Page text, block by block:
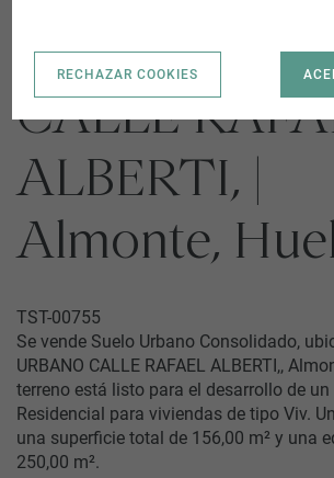
SUELO
CALLE
ALBERTI, |
Almonte,
TST-00755
Se vende Suelo Urbano Consolidado,
URBANO CALLE RAFAEL ALBERTI,,
terreno está listo para el desarrollo de
Residencial para viviendas de tipo Viv.
una superficie total de 156,00 m² y una
250,00 m².
RECHAZAR COOKIES